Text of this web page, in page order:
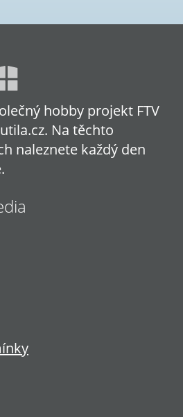
hobby projekt FTV
Na těchto
naleznete každý den